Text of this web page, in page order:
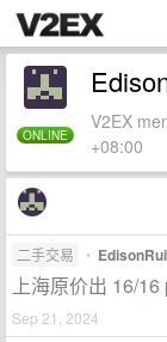
ONLINE
V2EX
+08:00
二手交易 • EdisonRui
上海原价出 16/16
Sep 21, 2024